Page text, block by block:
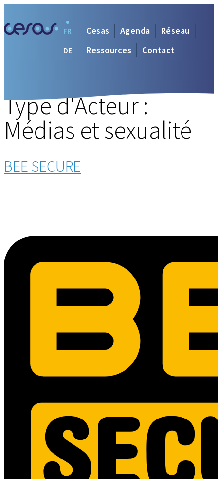
Cesas Agenda
Réseau
Ressources
Contact
FR
DE
Type d'Acteur :
Médias et sexualité
BEE SECURE